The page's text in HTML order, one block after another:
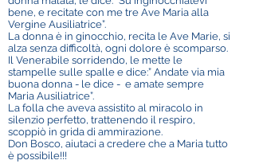
bene, e recitate con me tre Ave Maria alla
Vergine Ausiliatrice”.
La donna è in ginocchio, recita le Ave Marie, si
alza senza difficoltà, ogni dolore è scomparso.
Il Venerabile sorridendo, le mette le
stampelle sulle spalle e dice:” Andate via mia
buona donna - le dice - e amate sempre
Maria Ausiliatrice”.
La folla che aveva assistito al miracolo in
silenzio perfetto, trattenendo il respiro,
scoppiò in grida di ammirazione.
Don Bosco, aiutaci a credere che a Maria tutto
è possibile!!!